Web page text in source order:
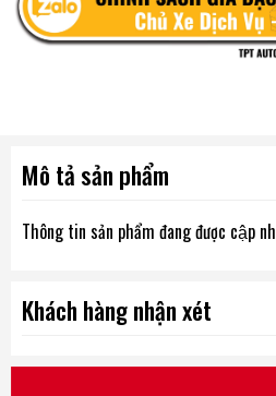
Mô tả sản phẩm
Thông tin sản phẩm đang được cập
Khách hàng nhận xét